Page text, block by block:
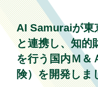
AI Samuraiが東
と連携し、知的
を行う国内Ｍ＆
険）を開発しま